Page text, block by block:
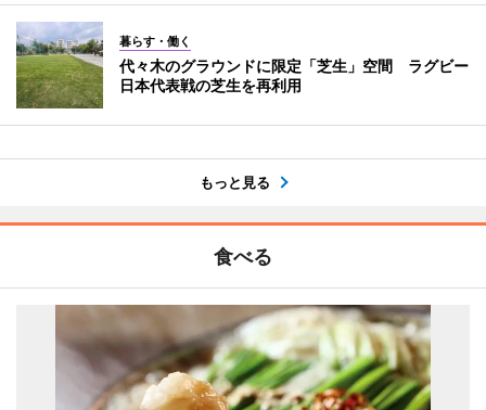
暮らす・働く
代々木のグラウンドに限定「芝生」空間 ラグビー
日本代表戦の芝生を再利用
もっと見る
食べる